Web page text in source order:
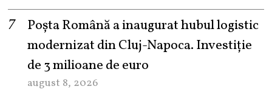
Poșta Română a inaugurat hubul logistic
modernizat din Cluj-Napoca. Investiție
de 3 milioane de euro
august 8, 2026